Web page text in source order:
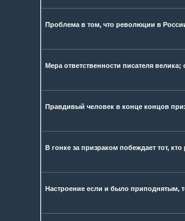
Проблема в том, что революции в
Мера ответственности писателя велика;
Правдивый человек в конце концов
В гонке за призраком побеждает тот,
Настроение если и было приподнятым,